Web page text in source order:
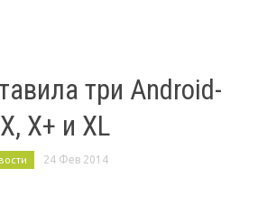
три Android-
X+ и XL
24 Фев 2014